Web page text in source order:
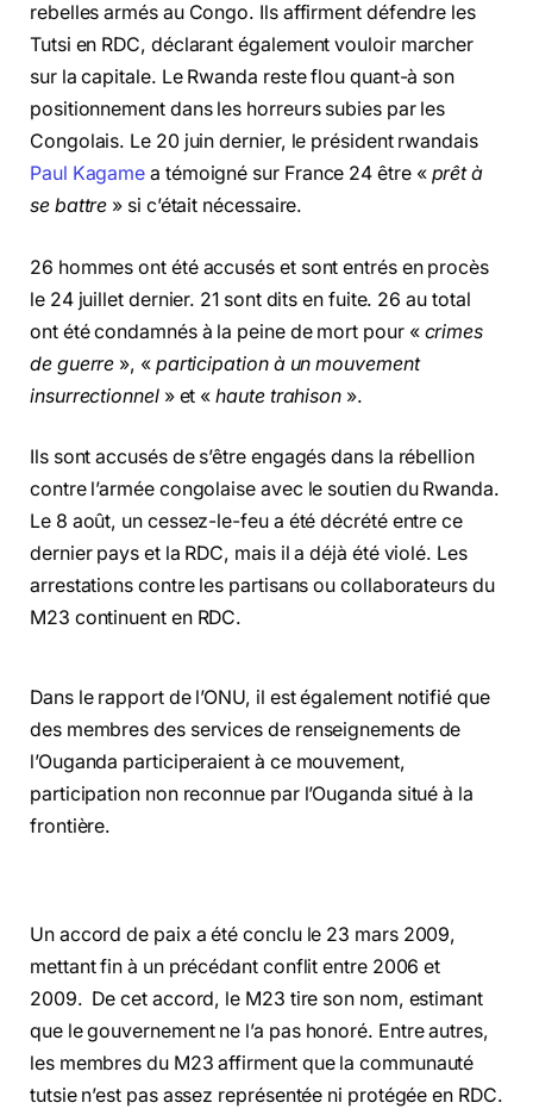
rebelles armés au Congo. Ils affirment défendre les
Tutsi en RDC, déclarant également vouloir marcher
sur la capitale. Le Rwanda reste flou quant-à son
positionnement dans les horreurs subies par les
Congolais. Le 20 juin dernier, le président rwandais
Paul Kagame a témoigné sur France 24 être « prêt à
se battre » si c’était nécessaire.
26 hommes ont été accusés et sont entrés en procès
le 24 juillet dernier. 21 sont dits en fuite. 26 au total
ont été condamnés à la peine de mort pour « crimes
de guerre », « participation à un mouvement
insurrectionnel» et «haute trahison ».
Ils sont accusés de s’être engagés dans la rébellion
contre l’armée congolaise avec le soutien du Rwanda.
Le 8 août, un cessez-le-feu a été décrété entre ce
dernier pays et la RDC, mais il a déjà été violé. Les
arrestations contre les partisans ou collaborateurs du
M23 continuent en RDC.
Dans le rapport de l’ONU, il est également notifié que
des membres des services de renseignements de
l’Ouganda participeraient à ce mouvement,
participation non reconnue par l’Ouganda situé à la
frontière.
Un accord de paix a été conclu le 23 mars 2009,
mettant fin à un précédant conflit entre 2006 et
2009. De cet accord, le M23 tire son nom, estimant
que le gouvernement ne l’a pas honoré. Entre autres,
les membres du M23 affirment que la communauté
tutsie n’est pas assez représentée ni protégée en RDC.